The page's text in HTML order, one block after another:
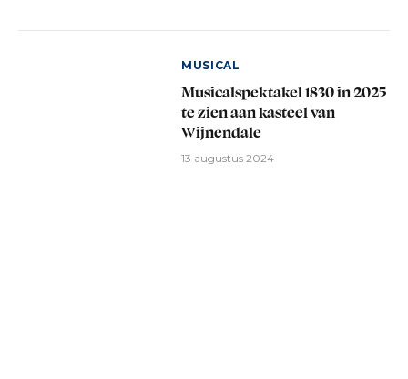
MUSICAL
Musicalspektakel 1830 in 2025
te zien aan kasteel van
Wijnendale
13 augustus 2024